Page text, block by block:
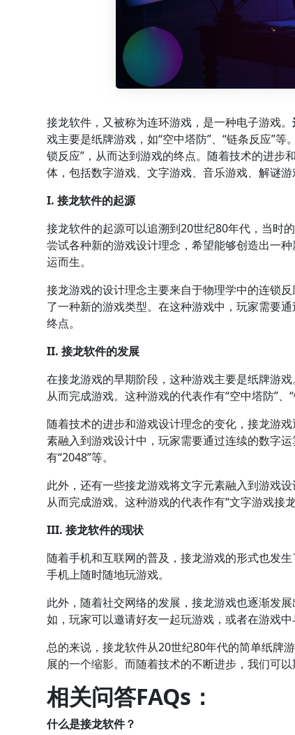
接龙软件，又被称为连环游戏，是一种电子游戏。
戏主要是纸牌游戏，如“空中塔防”、“链条反应”
锁反应”，从而达到游戏的终点。随着技术的进步
体，包括数字游戏、文字游戏、音乐游戏、解谜游
I. 接龙软件的起源
接龙软件的起源可以追溯到20世纪80年代，当时
尝试各种新的游戏设计理念，希望能够创造出一
运而生。
接龙游戏的设计理念主要来自于物理学中的连锁
了一种新的游戏类型。在这种游戏中，玩家需要
终点。
II. 接龙软件的发展
在接龙游戏的早期阶段，这种游戏主要是纸牌游
从而完成游戏。这种游戏的代表作有“空中塔防”、“
随着技术的进步和游戏设计理念的变化，接龙游
素融入到游戏设计中，玩家需要通过连续的数字
有“2048”等。
此外，还有一些接龙游戏将文字元素融入到游戏
从而完成游戏。这种游戏的代表作有“文字游戏接龙
III. 接龙软件的现状
随着手机和互联网的普及，接龙游戏的形式也发
手机上随时随地玩游戏。
此外，随着社交网络的发展，接龙游戏也逐渐发
如，玩家可以邀请好友一起玩游戏，或者在游戏中
总的来说，接龙软件从20世纪80年代的简单纸牌
展的一个缩影。而随着技术的不断进步，我们可
相关问答FAQs：
什么是接龙软件？